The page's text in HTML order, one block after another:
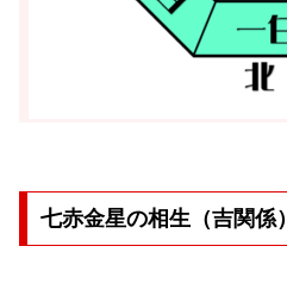
七赤金星の相生（吉関係）